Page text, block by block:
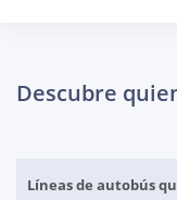
Descubre
Líneas de autobús